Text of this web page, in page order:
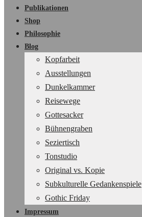
Publikationen
Shop
Philosophie
Blog
Kopfarbeit
Ausstellungen
Dunkelkammer
Reisewege
Gottesacker
Bühnengraben
Seziertisch
Tonstudio
Original vs. Kopie
Subkulturelle Gedankenspiele
Gothic Friday
Impressum